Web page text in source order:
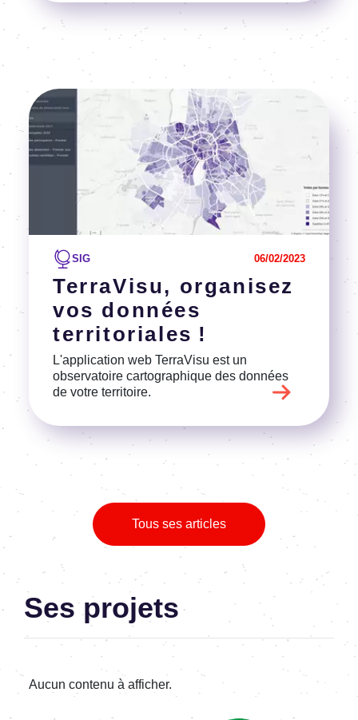
TerraVisu, organisez
vos données
territoriales !
SIG 06/02/2023
L'application web TerraVisu est un
observatoire cartographique des données
de votre territoire.
Voir l'article
Image
Tous ses articles
Ses projets
Aucun contenu à afficher.